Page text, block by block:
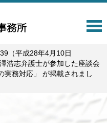
T
l
（平成28年4月10日
浩志弁護士が参加した座談会
実務対応」 が掲載されまし